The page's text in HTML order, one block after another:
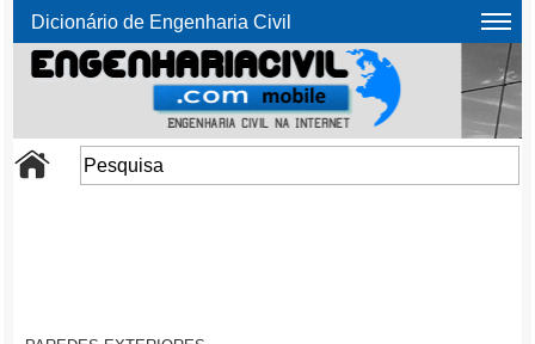
Dicionário de Engenharia Civil